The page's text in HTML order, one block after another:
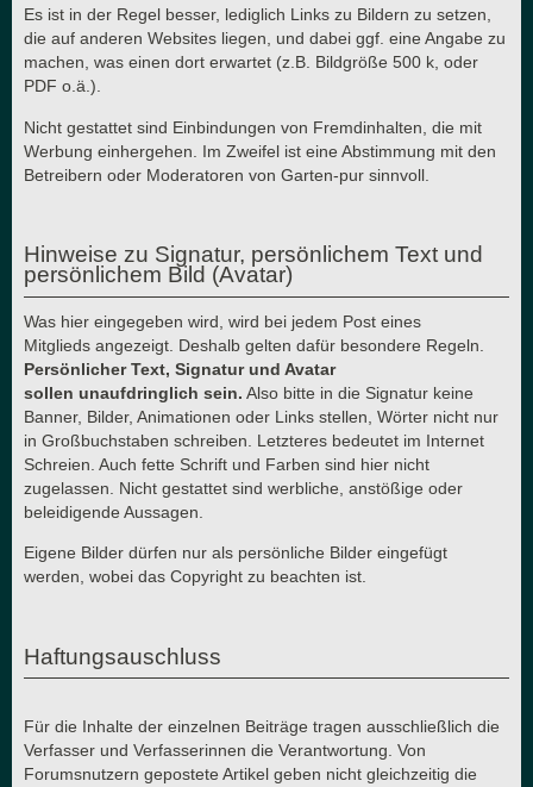
Es ist in der Regel besser, lediglich Links zu Bildern zu setzen,
die auf anderen Websites liegen, und dabei ggf. eine Angabe zu
machen, was einen dort erwartet (z.B. Bildgröße 500 k, oder
PDF o.ä.).
Nicht gestattet sind Einbindungen von Fremdinhalten, die mit
Werbung einhergehen. Im Zweifel ist eine Abstimmung mit den
Betreibern oder Moderatoren von Garten-pur sinnvoll.
Hinweise zu Signatur, persönlichem Text und
persönlichem Bild (Avatar)
Was hier eingegeben wird, wird bei jedem Post eines
Mitglieds angezeigt. Deshalb gelten dafür besondere Regeln.
Persönlicher Text, Signatur und Avatar
sollen unaufdringlich sein. Also bitte in die Signatur keine
Banner, Bilder, Animationen oder Links stellen, Wörter nicht nur
in Großbuchstaben schreiben. Letzteres bedeutet im Internet
Schreien. Auch fette Schrift und Farben sind hier nicht
zugelassen. Nicht gestattet sind werbliche, anstößige oder
beleidigende Aussagen.
Eigene Bilder dürfen nur als persönliche Bilder eingefügt
werden, wobei das Copyright zu beachten ist.
Haftungsauschluss
Für die Inhalte der einzelnen Beiträge tragen ausschließlich die
Verfasser und Verfasserinnen die Verantwortung. Von
Forumsnutzern gepostete Artikel geben nicht gleichzeitig die